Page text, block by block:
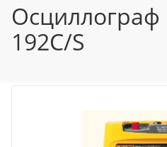
Осциллограф
192C/S